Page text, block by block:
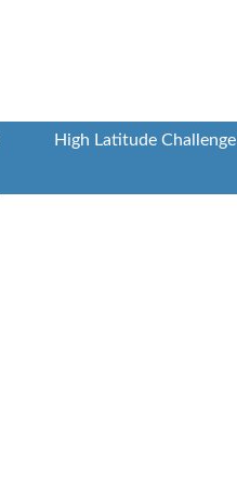
High Latitude Challenge